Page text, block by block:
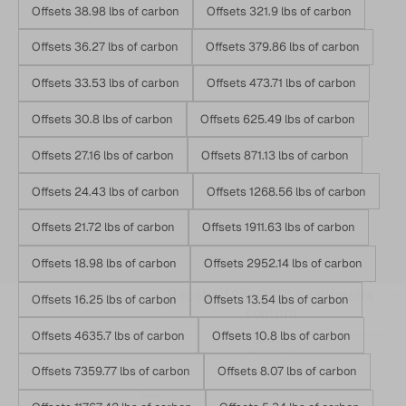
Offsets 38.98 lbs of carbon Offsets 321.9 lbs of carbon
Offsets 36.27 lbs of carbon Offsets 379.86 lbs of carbon
Offsets 33.53 lbs of carbon Offsets 473.71 lbs of carbon
Offsets 30.8 lbs of carbon Offsets 625.49 lbs of carbon
Offsets 27.16 lbs of carbon Offsets 871.13 lbs of carbon
Offsets 24.43 lbs of carbon Offsets 1268.56 lbs of carbon
Offsets 21.72 lbs of carbon Offsets 1911.63 lbs of carbon
Offsets 18.98 lbs of carbon Offsets 2952.14 lbs of carbon
Offsets 16.25 lbs of carbon Offsets 13.54 lbs of carbon
Offsets 4635.7 lbs of carbon Offsets 10.8 lbs of carbon
Offsets 7359.77 lbs of carbon Offsets 8.07 lbs of carbon
Receba 10% OFF* na primeira
compra
exclusivos
*a partir de R$ 100
Celular